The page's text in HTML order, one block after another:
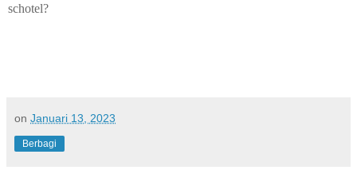
schotel?
on Januari 13, 2023
Berbagi